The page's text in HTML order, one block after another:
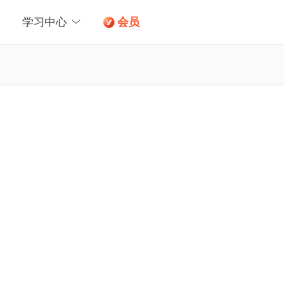
学习中心 会员